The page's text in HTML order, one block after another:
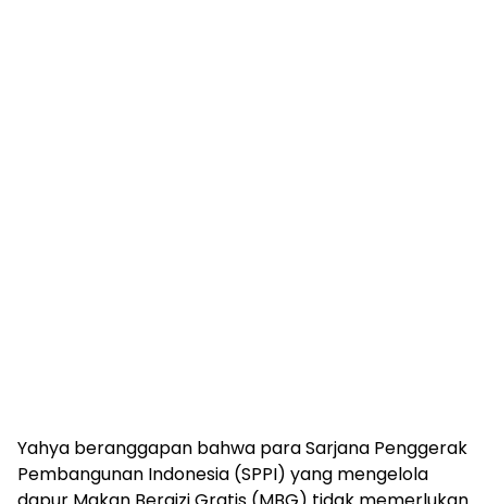
Yahya beranggapan bahwa para Sarjana Penggerak
Pembangunan Indonesia (SPPI) yang mengelola